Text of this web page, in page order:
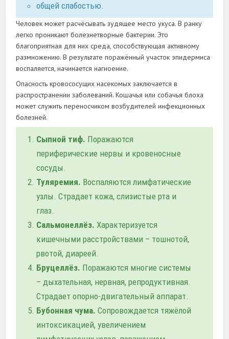
общей слабостью.
Человек может расчёсывать зудящее место укуса. В ранку
легко проникают болезнетворные бактерии. Это
благоприятная для них среда, способствующая активному
размножению. В результате поражённый участок эпидермиса
воспаляется, начинается нагноение.
Опасность кровососущих насекомых заключается в
распространении заболеваний. Кошачья или собачья блоха
может служить переносчиком возбудителей инфекционных
болезней.
Сыпной тиф. Поражаются
периферические нервы и кровеносные
сосуды.
Туляремия. Воспаляются лимфатические
узлы. Страдает кожа, слизистые рта и
глаз.
Сальмонеллёз. Характеризуется
кишечными расстройствами – тошнотой,
рвотой, диареей.
Бруцеллёз. Поражаются многие системы
– дыхательная, нервная, репродуктивная.
Страдает опорно-двигательный аппарат.
Бубонная чума. Сопровождается тяжёлой
интоксикацией, увеличением